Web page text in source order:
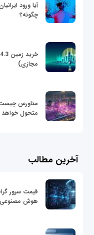
آیا ورود
چگونه؟
مجازی)
متاورس چیست
متحول خواهد
آخرین مطالب
هوش